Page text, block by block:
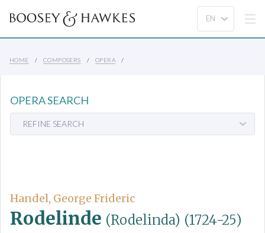
HOME COMPOSERS OPERA
OPERA SEARCH
REFINE SEARCH
Handel, George Frideric
Rodelinde (Rodelinda) (1724-25)